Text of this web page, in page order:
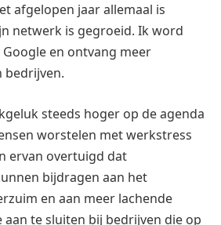
afgelopen jaar allemaal is
netwerk is gegroeid. Ik word
en ontvang meer
bedrijven.
steeds hoger op de agenda
worstelen met werkstress
ervan overtuigd dat
bijdragen aan het
en aan meer lachende
aan te sluiten bij bedrijven die op